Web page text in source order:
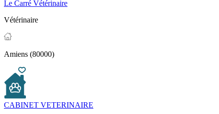
Le Carré Vétérinaire
Vétérinaire
Amiens (80000)
CABINET VETERINAIRE